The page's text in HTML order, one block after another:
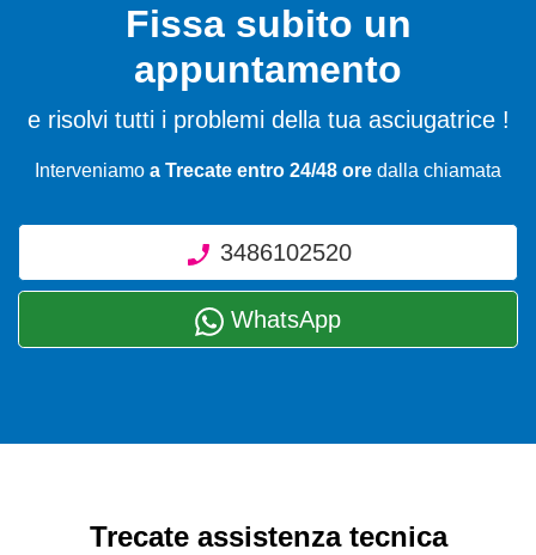
Fissa subito un
appuntamento
e risolvi tutti i problemi della tua asciugatrice !
Interveniamo a Trecate entro 24/48 ore dalla chiamata
3486102520
WhatsApp
Trecate assistenza tecnica